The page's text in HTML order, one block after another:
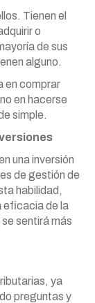
Tienen el
o
de sus
alguno.
en comprar
en hacerse
simple.
una inversión
de gestión de
habilidad,
eficacia de la
sentirá más
ya
preguntas y